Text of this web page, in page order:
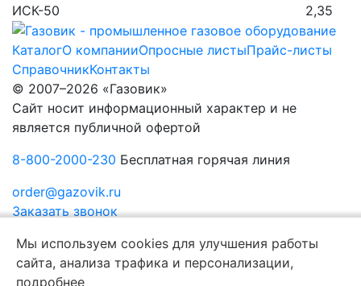
ИСК-50
2,35
КаталогО компанииОпросные листыПрайс-листы
СправочникКонтакты
© 2007–2026 «Газовик»
Сайт носит информационный характер и не
является публичной офертой
8-800-2000-230 Бесплатная горячая линия
order@gazovik.ru
Заказать звонок
Мы используем cookies для улучшения работы
сайта, анализа трафика и персонализации,
подробнее